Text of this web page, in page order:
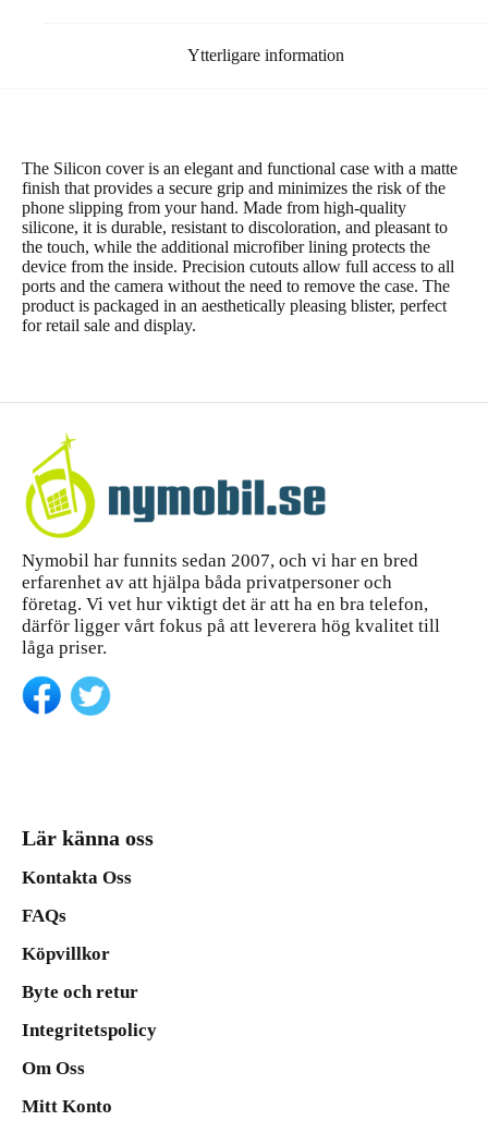
Ytterligare information
The Silicon cover is an elegant and functional case with a matte
finish that provides a secure grip and minimizes the risk of the
phone slipping from your hand. Made from high-quality
silicone, it is durable, resistant to discoloration, and pleasant to
the touch, while the additional microfiber lining protects the
device from the inside. Precision cutouts allow full access to all
ports and the camera without the need to remove the case. The
product is packaged in an aesthetically pleasing blister, perfect
for retail sale and display.
Nymobil har funnits sedan 2007, och vi har en bred
erfarenhet av att hjälpa båda privatpersoner och
företag. Vi vet hur viktigt det är att ha en bra telefon,
därför ligger vårt fokus på att leverera hög kvalitet till
låga priser.
Lär känna oss
Kontakta Oss
FAQs
Köpvillkor
Byte och retur
Integritetspolicy
Om Oss
Mitt Konto